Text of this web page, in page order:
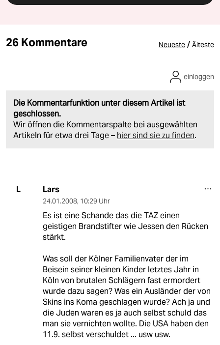
26 Kommentare Neueste / Älteste
Die Kommentarfunktion unter diesem Artikel ist
geschlossen.
Wir öffnen die Kommentarspalte bei ausgewählten
Artikeln für etwa drei Tage – hier sind sie zu finden.
einloggen
L Lars
24.01.2008, 10:29 Uhr
Es ist eine Schande das die TAZ einen
geistigen Brandstifter wie Jessen den Rücken
stärkt.
Was soll der Kölner Familienvater der im
Beisein seiner kleinen Kinder letztes Jahr in
Köln von brutalen Schlägern fast ermordert
wurde dazu sagen? Was ein Ausländer der von
Skins ins Koma geschlagen wurde? Ach ja und
die Juden waren es ja auch selbst schuld das
man sie vernichten wollte. Die USA haben den
11.9. selbst verschuldet ... usw usw.